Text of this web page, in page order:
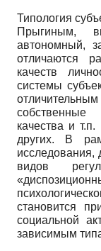
Типология
Прыгиным,
автономный,
отличаются
качеств
системы
качества и
других. В
исследования,
видов
становится
социальной
зависимым